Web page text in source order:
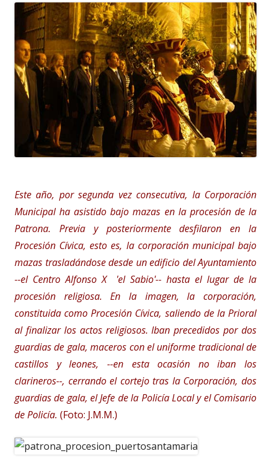
Este año, por segunda vez consecutiva, la Corporación
Municipal ha asistido bajo mazas en la procesión de la
Patrona. Previa y posteriormente desfilaron en la
Procesión Cívica, esto es, la corporación municipal bajo
mazas trasladándose desde un edificio del Ayuntamiento
--el Centro Alfonso X 'el Sabio'-- hasta el lugar de la
procesión religiosa. En la imagen, la corporación,
constituida como Procesión Cívica, saliendo de la Prioral
al finalizar los actos religiosos. Iban precedidos por dos
guardias de gala, maceros con el uniforme tradicional de
castillos y leones, --en esta ocasión no iban los
clarineros--, cerrando el cortejo tras la Corporación, dos
guardias de gala, el Jefe de la Policía Local y el Comisario
de Policía. (Foto: J.M.M.)